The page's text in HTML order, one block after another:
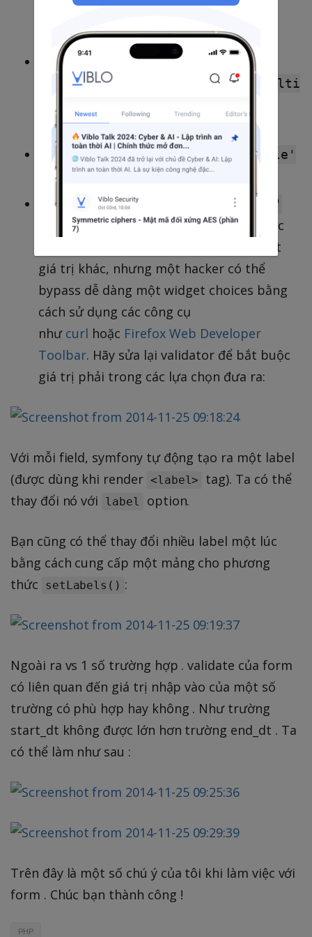
false, 'expanded' => false)
Dropdown box ( <select
multiple="multiple">
array('multi
false)
List of radio buttons: array('multiple'
=> false, 'expanded' => true)
List of checkboxes:
array('multiple'
=> true, 'expanded' => true)
Mặc
dù bạn nghĩ rằng không thể submit một
giá trị khác, nhưng một hacker có thể
bypass dễ dàng một widget choices bằng
cách sử dụng các công cụ
như curl hoặc Firefox Web Developer
Toolbar. Hãy sửa lại validator để bắt buộc
giá trị phải trong các lựa chọn đưa ra:
Với mỗi field, symfony tự động tạo ra một label
(được dùng khi render <label>
tag). Ta có thể
thay đổi nó với
label option.
Bạn cũng có thể thay đổi nhiều label một lúc
bằng cách cung cấp một mảng cho phương
thức
setLabels() :
Ngoài ra vs 1 số trường hợp . validate của form
có liên quan đến giá trị nhập vào của một số
trường có phù hợp hay không . Như trường
start_dt không được lớn hơn trường end_dt . Ta
có thể làm như sau :
Trên đây là một số chú ý của tôi khi làm việc với
form . Chúc bạn thành công !
PHP